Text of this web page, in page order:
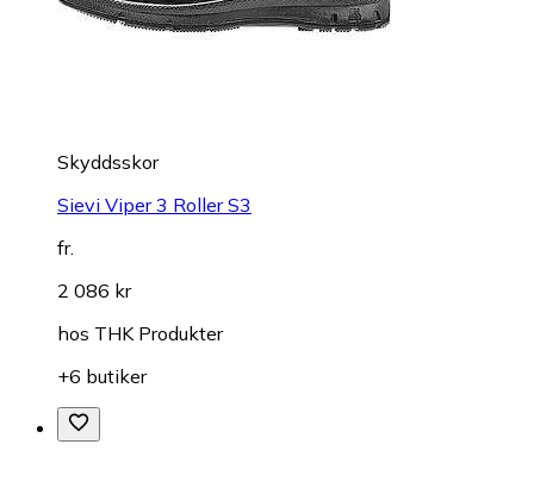
Skyddsskor
Sievi Viper 3 Roller S3
fr.
2 086 kr
hos THK Produkter
+6 butiker